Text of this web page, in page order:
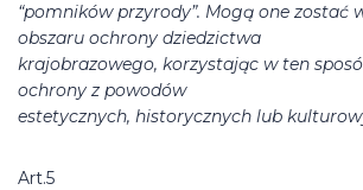
“pomników przyrody”. Mogą one zostać
obszaru ochrony dziedzictwa
krajobrazowego, korzystając w ten
ochrony z powodów
estetycznych, historycznych lub
Art.5